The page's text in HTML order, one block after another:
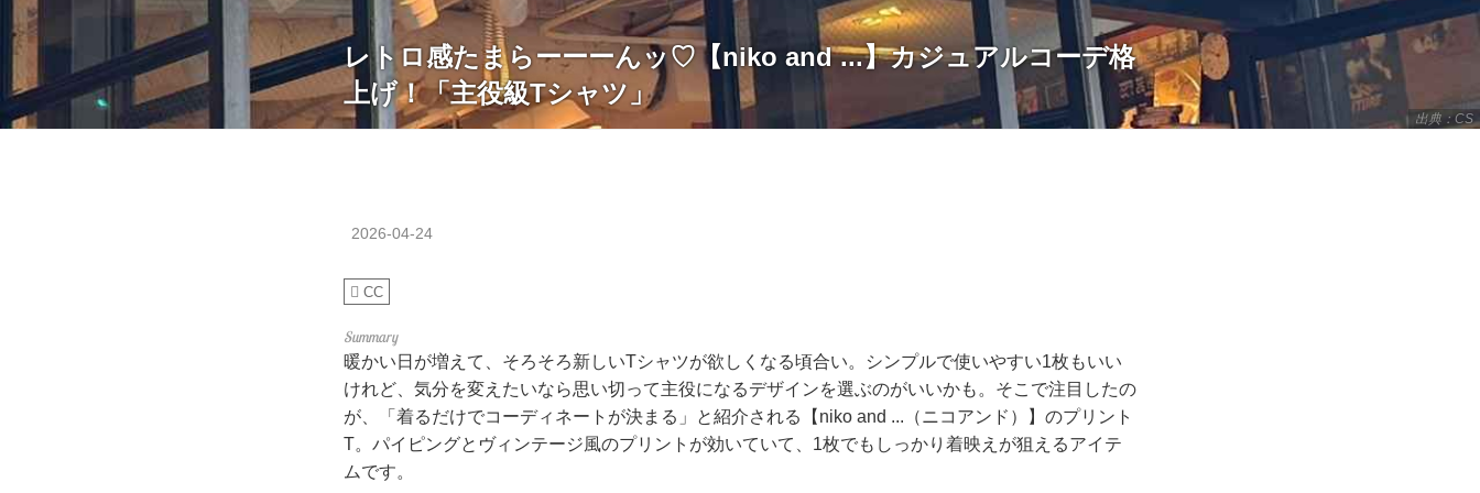
出典：CS
レトロ感たまらーーーんッ♡【niko and ...】カジュアルコーデ格
上げ！「主役級Tシャツ」
2026-04-24
CC
暖かい日が増えて、そろそろ新しいTシャツが欲しくなる頃合い。シンプルで使いやすい1枚もいい
けれど、気分を変えたいなら思い切って主役になるデザインを選ぶのがいいかも。そこで注目したの
が、「着るだけでコーディネートが決まる」と紹介される【niko and ...（ニコアンド）】のプリント
T。パイピングとヴィンテージ風のプリントが効いていて、1枚でもしっかり着映えが狙えるアイテ
ムです。